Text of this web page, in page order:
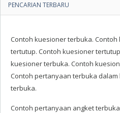
PENCARIAN TERBARU
Contoh kuesioner terbuka.
tertutup. Contoh kuesioner
kuesioner terbuka. Contoh
Contoh pertanyaan terbuka
terbuka.
Contoh pertanyaan angket